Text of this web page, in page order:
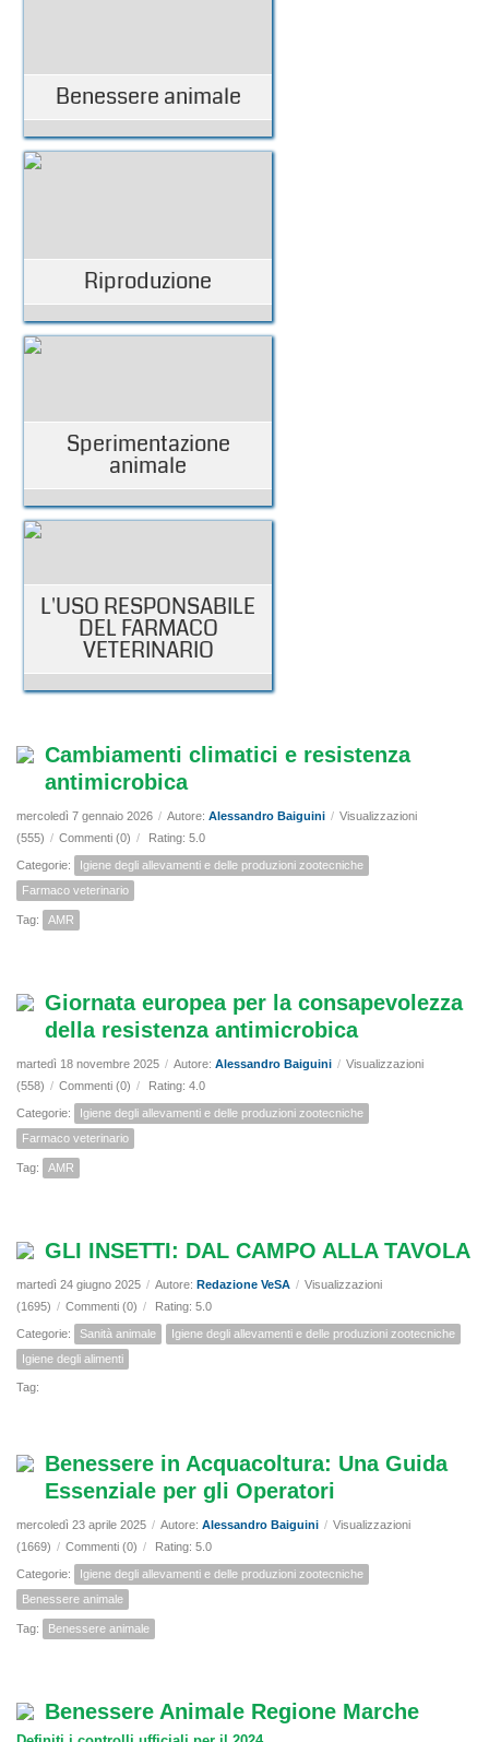
Benessere animale
Riproduzione
Sperimentazione
animale
L'USO RESPONSABILE
DEL FARMACO
VETERINARIO
Cambiamenti climatici e resistenza
antimicrobica
mercoledì 7 gennaio 2026 / Autore: Alessandro Baiguini / Visualizzazioni
(555) / Commenti (0) / Rating: 5.0
Categorie:
Igiene degli allevamenti e delle produzioni zootecniche
Farmaco veterinario
Tag: AMR
Giornata europea per la consapevolezza
della resistenza antimicrobica
martedì 18 novembre 2025 / Autore: Alessandro Baiguini / Visualizzazioni
(558) / Commenti (0) / Rating: 4.0
Categorie:
Igiene degli allevamenti e delle produzioni zootecniche
Farmaco veterinario
Tag: AMR
GLI INSETTI: DAL CAMPO ALLA TAVOLA
martedì 24 giugno 2025 / Autore: Redazione VeSA / Visualizzazioni
(1695) / Commenti (0) / Rating: 5.0
Categorie: Sanità animale
Igiene degli allevamenti e delle produzioni zootecniche
Igiene degli alimenti
Tag:
Benessere in Acquacoltura: Una Guida
Essenziale per gli Operatori
mercoledì 23 aprile 2025 / Autore: Alessandro Baiguini / Visualizzazioni
(1669) / Commenti (0) / Rating: 5.0
Categorie:
Igiene degli allevamenti e delle produzioni zootecniche
Benessere animale
Tag: Benessere animale
Benessere Animale Regione Marche